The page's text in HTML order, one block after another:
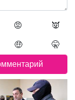
😡 👿
🤑 🤫